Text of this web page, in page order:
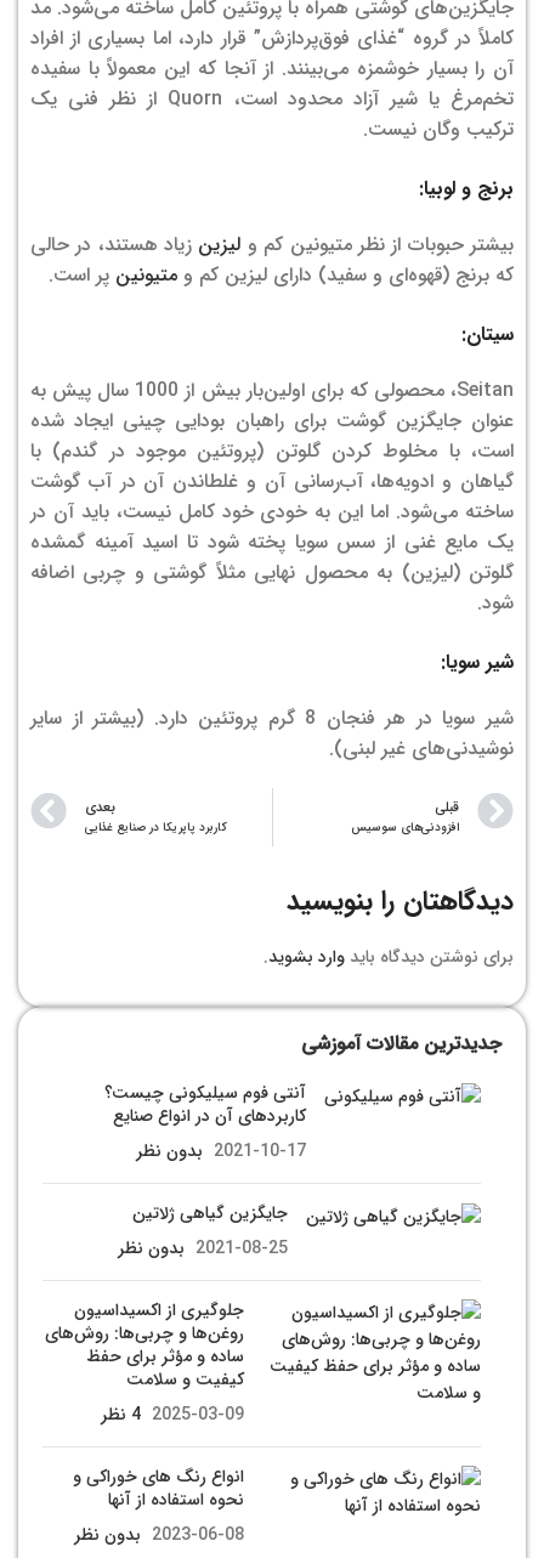
جایگزین‌های گوشتی همراه با پروتئین کامل ساخته می‌شود. مد
کاملاً در گروه “غذای فوق‌پردازش” قرار دارد، اما بسیاری از افراد
آن را بسیار خوشمزه می‌بینند. از آنجا که این معمولاً با سفیده
تخم‌مرغ یا شیر آزاد محدود است، Quorn از نظر فنی یک
ترکیب وگان نیست.
برنج و لوبیا:
بیشتر حبوبات از نظر متیونین کم و لیزین زیاد هستند، در حالی
که برنج (قهوه‌ای و سفید) دارای لیزین کم و متیونین پر است.
سیتان:
Seitan، محصولی که برای اولین‌بار بیش از 1000 سال پیش به
عنوان جایگزین گوشت برای راهبان بودایی چینی ایجاد شده
است، با مخلوط‌ کردن گلوتن (پروتئین موجود در گندم) با
گیاهان و ادویه‌ها، آب‌رسانی آن و غلطاندن آن در آب گوشت
ساخته می‌شود. اما این به خودی خود کامل نیست، باید آن در
یک مایع غنی از سس سویا پخته شود تا اسید آمینه گمشده
گلوتن (لیزین) به محصول نهایی مثلاً گوشتی و چربی اضافه
شود.
شیر سویا:
شیر سویا در هر فنجان 8 گرم پروتئین دارد. (بیشتر از سایر
نوشیدنی‌های غیر لبنی).
قبلی
افزودنی‌های سوسیس
بعدی
کاربرد پاپریکا در صنایع غذایی
دیدگاهتان را بنویسید
برای نوشتن دیدگاه باید وارد بشوید.
جدیدترین مقالات آموزشی
آنتی فوم سیلیکونی چیست؟
کاربردهای آن در انواع صنایع
2021-10-17 بدون نظر
جایگزین گیاهی ژلاتین
2021-08-25 بدون نظر
جلوگیری از اکسیداسیون
روغن‌ها و چربی‌ها: روش‌های
ساده و مؤثر برای حفظ
کیفیت و سلامت
2025-03-09 4 نظر
انواع رنگ های خوراکی و
نحوه استفاده از آنها
2023-06-08 بدون نظر